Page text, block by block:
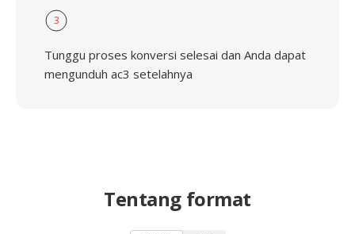
3
Tunggu proses konversi selesai dan Anda dapat
mengunduh ac3 setelahnya
Tentang format